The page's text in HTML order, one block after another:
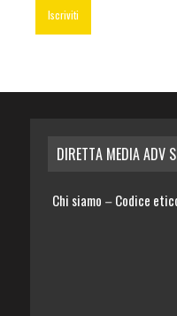
DIRETTA MEDIA
Chi siamo – Codice